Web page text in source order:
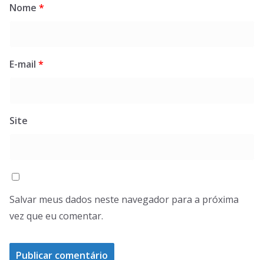
Nome *
E-mail *
Site
Salvar meus dados neste navegador para a próxima
vez que eu comentar.